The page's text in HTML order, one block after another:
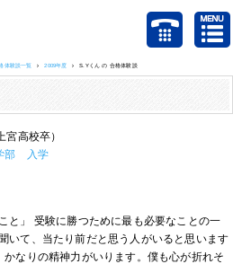
体験談一覧 2009年度 S.Yくん の 合格体験談
宮高校卒）
部 入学
と」 受験に勝つために最も必要なことの一
いて、当たり前だと思う人がいると思います
なりの精神力がいります。僕も心が折れそ